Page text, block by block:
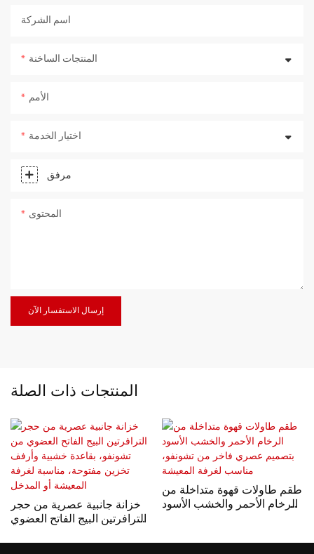
اسم الشركة
المنتجات الساخنة
الأمم
اختيار الخدمة
مرفق
المحتوى
إرسال الاستفسار الآن
المنتجات ذات الصلة
خزانة جانبية عصرية من حجر
الترافرتين البيج الفاتح العضوي
طقم طاولات قهوة متداخلة من
الرخام الأحمر والخشب الأسود